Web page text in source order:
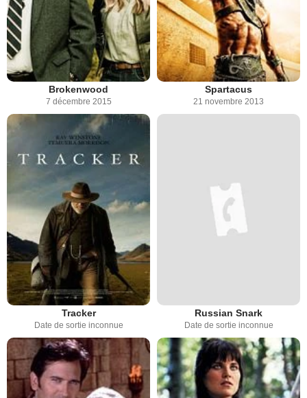
Brokenwood
7 décembre 2015
Spartacus
21 novembre 2013
Tracker
Date de sortie inconnue
Russian Snark
Date de sortie inconnue